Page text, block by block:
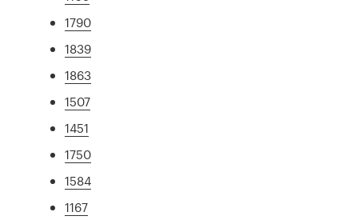
1790
1839
1863
1507
1451
1750
1584
1167